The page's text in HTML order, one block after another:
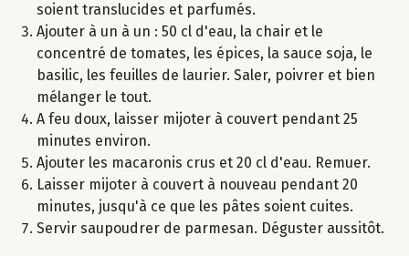
soient translucides et parfumés.
Ajouter à un à un : 50 cl d'eau, la chair et le
concentré de tomates, les épices, la sauce soja, le
basilic, les feuilles de laurier. Saler, poivrer et bien
mélanger le tout.
A feu doux, laisser mijoter à couvert pendant 25
minutes environ.
Ajouter les macaronis crus et 20 cl d'eau. Remuer.
Laisser mijoter à couvert à nouveau pendant 20
minutes, jusqu'à ce que les pâtes soient cuites.
Servir saupoudrer de parmesan. Déguster aussitôt.